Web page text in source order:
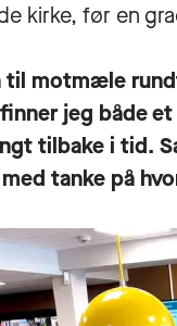
kirke, før en
til motmæle
jeg både
tilbake i tid.
tanke på